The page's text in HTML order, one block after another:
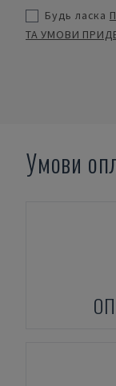
Будь ласка
ТА УМОВИ
Умови